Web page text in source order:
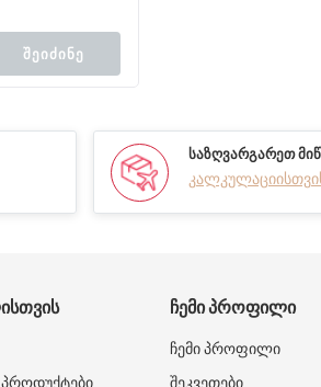
ᲨᲔᲘᲫᲘᲜᲔ
ᲡᲐᲖᲦᲕᲐᲠᲒᲐᲠᲔᲗ
ᲩᲔᲛᲘ ᲞᲠᲝᲤᲘᲚᲘ
ჩემი პროფილი
შეკვეთები